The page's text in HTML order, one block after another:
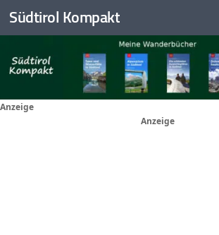
Skip to content
Südtirol Kompakt
Anzeige
Anzeige